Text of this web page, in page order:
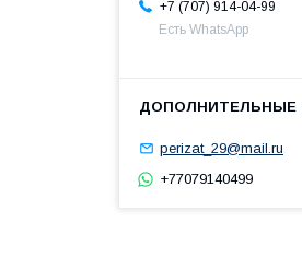
+7 (707) 914-04-99
Есть WhatsApp
perizat_29@mail.ru
+77079140499